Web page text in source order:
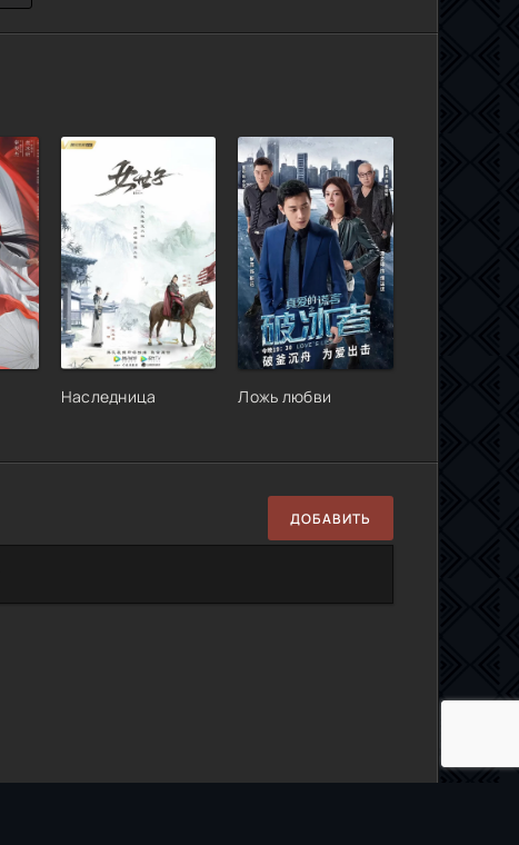
Наследница Ложь любви
ДОБАВИТЬ